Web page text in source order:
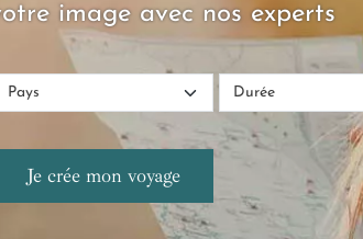
image avec nos experts